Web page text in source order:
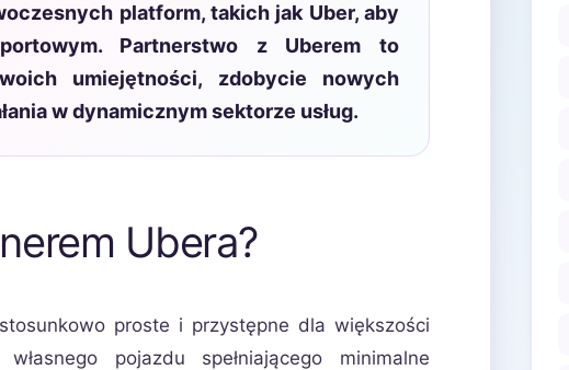
platform, takich jak Uber, aby
Partnerstwo z Uberem to
umiejętności, zdobycie nowych
w dynamicznym sektorze usług.
Ubera?
proste i przystępne dla większości
pojazdu spełniającego minimalne